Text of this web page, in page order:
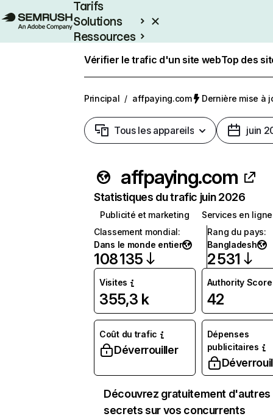
Tarifs
Solutions
Ressources
Vérifier le trafic d'un site webTop des
Principal / affpaying.com Dernière mise à
Tous les appareils juin
affpaying.com
Statistiques du trafic juin 2026
Publicité et marketing
Services en ligne
Classement mondial:
Dans le monde entier
108 135
Rang du pays:
Bangladesh
2 531
Visites
355,3 k
Authority Score
42
Coût du trafic
Déverrouiller
Dépenses
publicitaires
Découvrez gratuitement d'autres
secrets sur vos concurrents